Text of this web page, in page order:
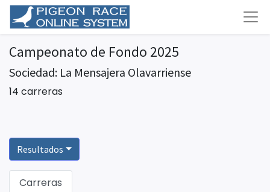
Campeonato de Fondo 2025
Sociedad: La Mensajera Olavarriense
14 carreras
Resultados
Carreras